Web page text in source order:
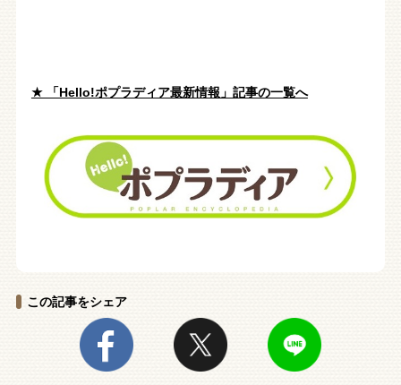
★ 「Hello!ポプラディア最新情報」記事の一覧へ
この記事をシェア